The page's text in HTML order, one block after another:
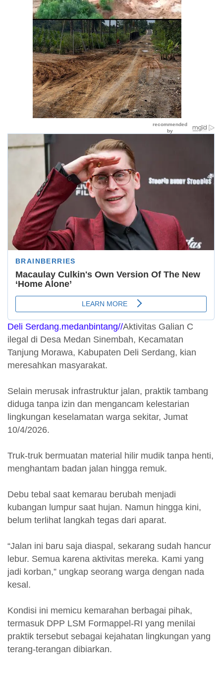
Deli Serdang.medanbintang//Aktivitas Galian C
ilegal di Desa Medan Sinembah, Kecamatan
Tanjung Morawa, Kabupaten Deli Serdang, kian
meresahkan masyarakat.
Selain merusak infrastruktur jalan, praktik tambang
diduga tanpa izin dan mengancam kelestarian
lingkungan keselamatan warga sekitar, Jumat
10/4/2026.
Truk-truk bermuatan material hilir mudik tanpa henti,
menghantam badan jalan hingga remuk.
Debu tebal saat kemarau berubah menjadi
kubangan lumpur saat hujan. Namun hingga kini,
belum terlihat langkah tegas dari aparat.
“Jalan ini baru saja diaspal, sekarang sudah hancur
lebur. Semua karena aktivitas mereka. Kami yang
jadi korban,” ungkap seorang warga dengan nada
kesal.
Kondisi ini memicu kemarahan berbagai pihak,
termasuk DPP LSM Formappel-RI yang menilai
praktik tersebut sebagai kejahatan lingkungan yang
terang-terangan dibiarkan.